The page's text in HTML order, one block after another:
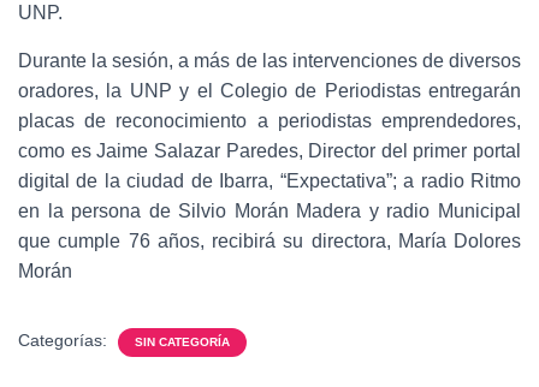
UNP.
Durante la sesión, a más de las intervenciones de diversos
oradores, la UNP y el Colegio de Periodistas entregarán
placas de reconocimiento a periodistas emprendedores,
como es Jaime Salazar Paredes, Director del primer portal
digital de la ciudad de Ibarra, “Expectativa”; a radio Ritmo
en la persona de Silvio Morán Madera y radio Municipal
que cumple 76 años, recibirá su directora, María Dolores
Morán
Categorías: SIN CATEGORÍA